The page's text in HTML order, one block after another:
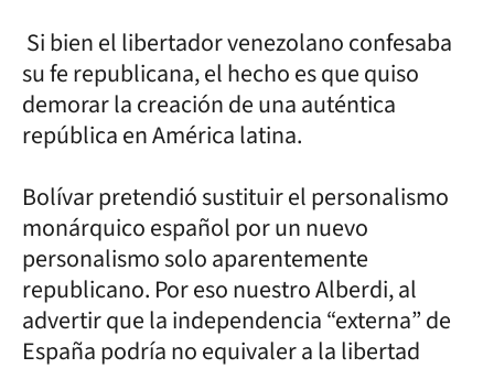
Si bien el libertador venezolano confesaba
su fe republicana, el hecho es que quiso
demorar la creación de una auténtica
república en América latina.
Bolívar pretendió sustituir el personalismo
monárquico español por un nuevo
personalismo solo aparentemente
republicano. Por eso nuestro Alberdi, al
advertir que la independencia “externa” de
España podría no equivaler a la libertad